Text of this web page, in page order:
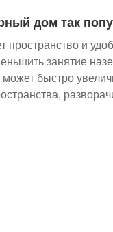
дом так
и
занятие
быстро